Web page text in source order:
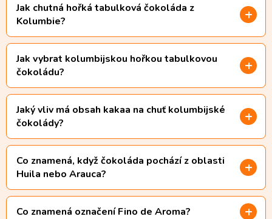
Jak chutná hořká tabulková čokoláda z
Kolumbie?
Jak vybrat kolumbijskou hořkou tabulkovou
čokoládu?
Jaký vliv má obsah kakaa na chuť kolumbijské
čokolády?
Co znamená, když čokoláda pochází z oblasti
Huila nebo Arauca?
Co znamená označení Fino de Aroma?